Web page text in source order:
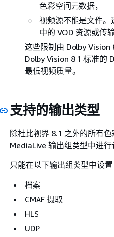
色彩空间元数据，
视频源不能是文件。
中的 VOD 资源或传
这些限制由 Dolby Vision
Dolby Vision 8.1 标准的
最低视频质量。
支持的输出类型
除杜比视界 8.1 之外的所有
MediaLive 输出组类型中进行
只能在以下输出组类型中设置
档案
CMAF 摄取
HLS
UDP